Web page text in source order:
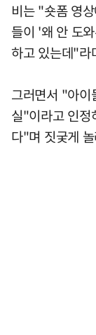
비는 "숏폼 영
들이 '왜 안 도
하고 있는데"라
그러면서 "아이
실"이라고 인정
다"며 짓궂게